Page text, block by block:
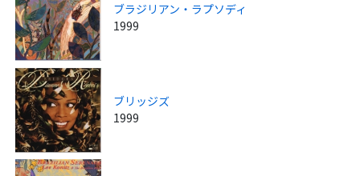
ブラジリアン・ラプソディ
1999
ブリッジズ
1999